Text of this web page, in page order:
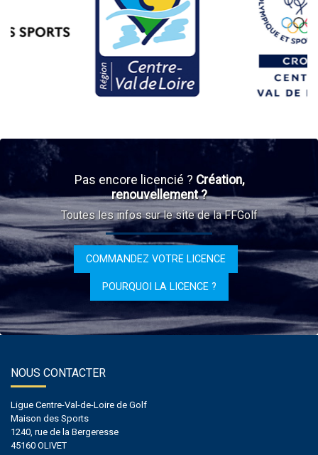
Pas encore licencié ? Création,
renouvellement ?
Toutes les infos sur le site de la FFGolf
COMMANDEZ VOTRE LICENCE
POURQUOI LA LICENCE ?
NOUS CONTACTER
Ligue Centre-Val-de-Loire de Golf
Maison des Sports
1240, rue de la Bergeresse
45160 OLIVET